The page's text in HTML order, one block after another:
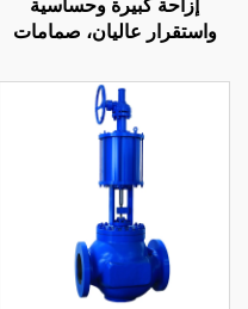
إزاحة كبيرة وحساسية
واستقرار عاليان، صمامات
الطفو الكروي للبيئات ذات
الشوائب العالية في المياه
العادمة